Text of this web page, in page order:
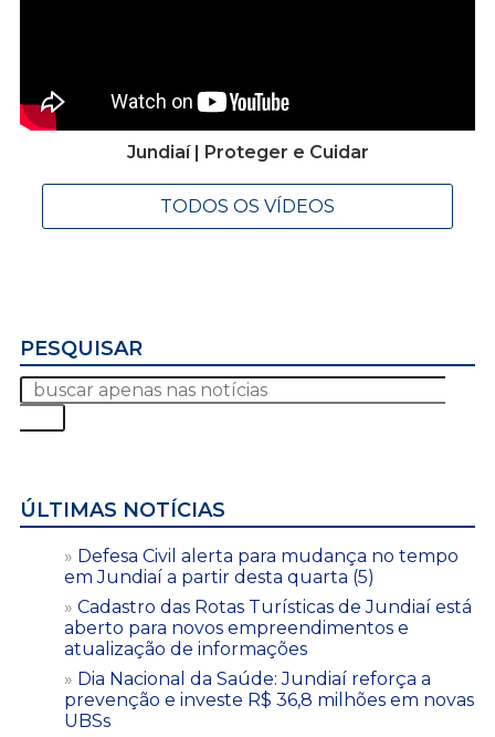
Jundiaí | Proteger e Cuidar
TODOS OS VÍDEOS
PESQUISAR
ÚLTIMAS NOTÍCIAS
Defesa Civil alerta para mudança no tempo
em Jundiaí a partir desta quarta (5)
Cadastro das Rotas Turísticas de Jundiaí está
aberto para novos empreendimentos e
atualização de informações
Dia Nacional da Saúde: Jundiaí reforça a
prevenção e investe R$ 36,8 milhões em novas
UBSs